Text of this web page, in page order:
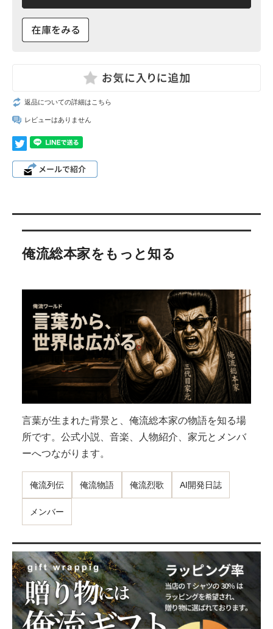
返品についての詳細はこちら
レビューはありません
俺流総本家をもっと知る
言葉が生まれた背景と、俺流総本家の物語を知る場
所です。公式小説、音楽、人物紹介、家元とメンバ
ーへつながります。
俺流列伝 俺流物語 俺流烈歌 AI開発日誌
メンバー